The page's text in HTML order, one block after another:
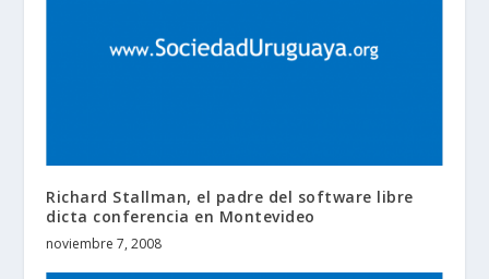
Richard Stallman, el padre del software libre
dicta conferencia en Montevideo
noviembre 7, 2008